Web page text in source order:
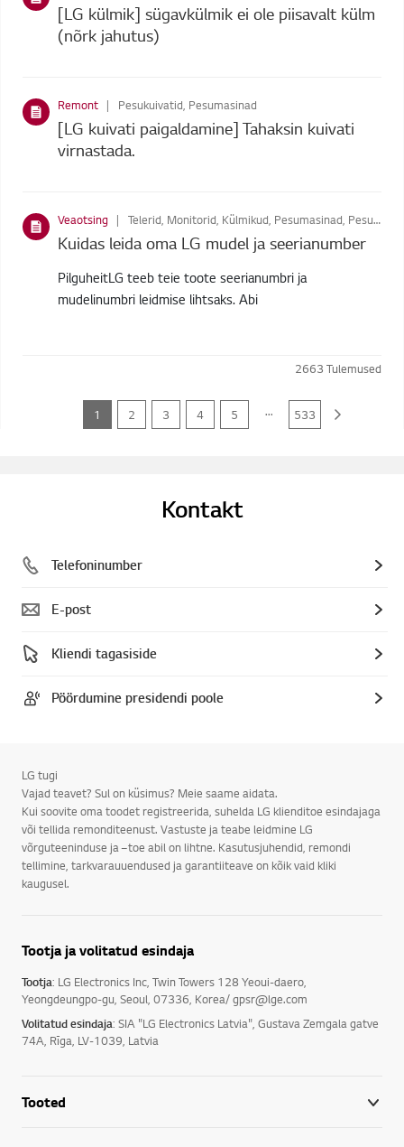
[LG külmik] sügavkülmik ei ole piisavalt külm
(nõrk jahutus)
Remont Pesukuivatid, Pesumasinad
[LG kuivati paigaldamine] Tahaksin kuivati
virnastada.
Veaotsing Telerid, Monitorid, Külmikud, Pesumasinad, Pesukuivatid, Video, TV tarvikud, Mikrolaineahjud, Audio
Kuidas leida oma LG mudel ja seerianumber
PilguheitLG teeb teie toote seerianumbri ja
mudelinumbri leidmise lihtsaks. Abi
2663 Tulemused
1 2 3 4 5 ... 533
Kontakt
Telefoninumber
E-post
Kliendi tagasiside
Pöördumine presidendi poole
LG tugi
Vajad teavet? Sul on küsimus? Meie saame aidata.
Kui soovite oma toodet registreerida, suhelda LG klienditoe esindajaga
või tellida remonditeenust. Vastuste ja teabe leidmine LG
võrguteeninduse ja –toe abil on lihtne. Kasutusjuhendid, remondi
tellimine, tarkvarauuendused ja garantiiteave on kõik vaid kliki
kaugusel.
Tootja ja volitatud esindaja
Tootja: LG Electronics Inc, Twin Towers 128 Yeoui-daero,
Yeongdeungpo-gu, Seoul, 07336, Korea/ gpsr@lge.com
Volitatud esindaja: SIA "LG Electronics Latvia", Gustava Zemgala gatve
74A, Rīga, LV-1039, Latvia
Tooted